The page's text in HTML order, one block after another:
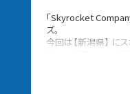
「Skyrocket
ズ。
今回は【新潟県】 に